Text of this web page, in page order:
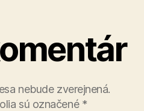
nebude zverejnená.
sú označené *